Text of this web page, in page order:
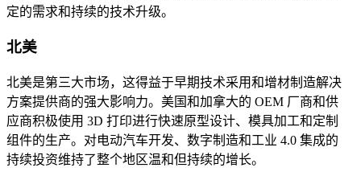
定的需求和持续的技术升级。
北美
北美是第三大市场，这得益于早期技术采用和增材制造解决
方案提供商的强大影响力。美国和加拿大的 OEM 厂商和供
应商积极使用 3D 打印进行快速原型设计、模具加工和定制
组件的生产。对电动汽车开发、数字制造和工业 4.0 集成的
持续投资维持了整个地区温和但持续的增长。